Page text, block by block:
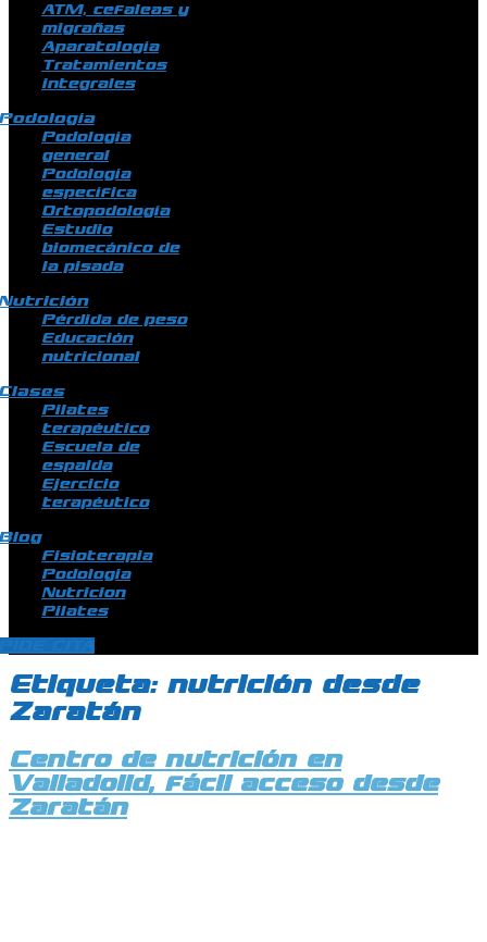
ATM, cefaleas y
migrañas
Aparatología
Tratamientos
integrales
Podología
general
Podología
específica
Ortopodología
Estudio
biomecánico de
la pisada
Pérdida de peso
Educación
nutricional
Pilates
terapéutico
Escuela de
espalda
Ejercicio
terapéutico
Fisioterapia
Podologia
Nutricion
Pilates
Etiqueta: nutrición desde
Zaratán
Centro de nutrición en
Valladolid, fácil acceso desde
Zaratán